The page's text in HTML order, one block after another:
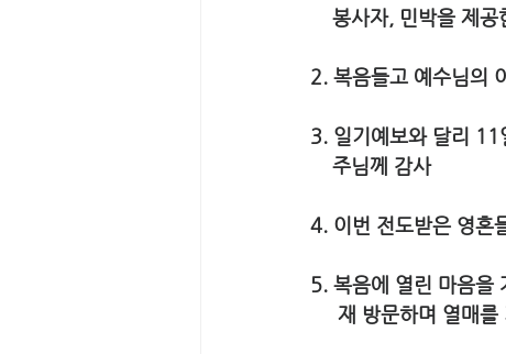
봉사자, 민박을
2. 복음들고 예수님의
3. 일기예보와 달리 11
    주님께 감사
4. 이번 전도받은 영혼
5. 복음에 열린 마음을
재 방문하며 열매